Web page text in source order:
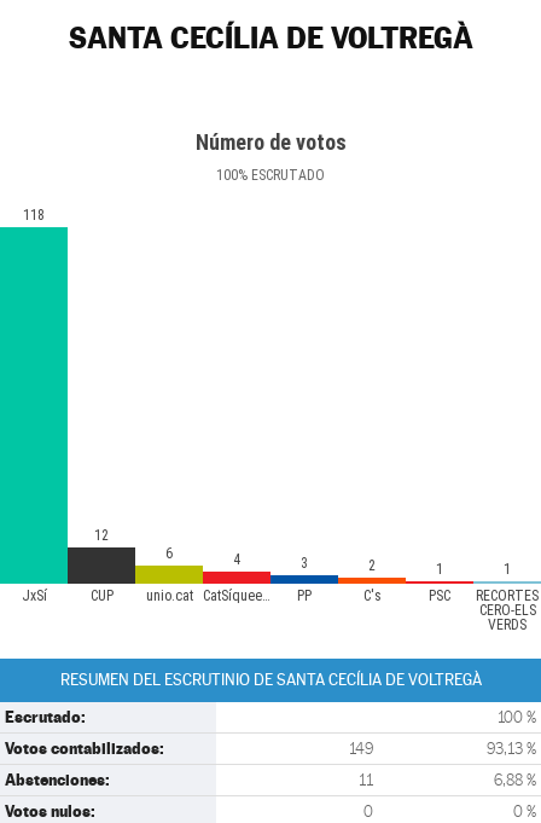
SANTA CECÍLIA DE VOLTREGÀ
Número de votos
100% ESCRUTADO
JxSí CUP unio.cat CatSíqueesPot PP C's PSC
RECORTES
CERO-ELS
VERDS
118
12
6
4 3 2 1 1
RESUMEN DEL ESCRUTINIO DE SANTA CECÍLIA DE VOLTREGÀ
Escrutado: 100 %
Votos contabilizados: 149 93,13 %
Abstenciones: 11 6,88 %
Votos nulos: 0 0 %